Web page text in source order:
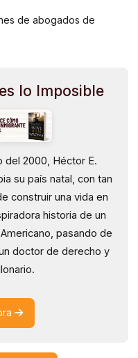
de abogados de
lo Imposible
del 2000, Héctor E.
su país natal, con tan
construir una vida en
historia de un
pasando de
doctor de derecho y